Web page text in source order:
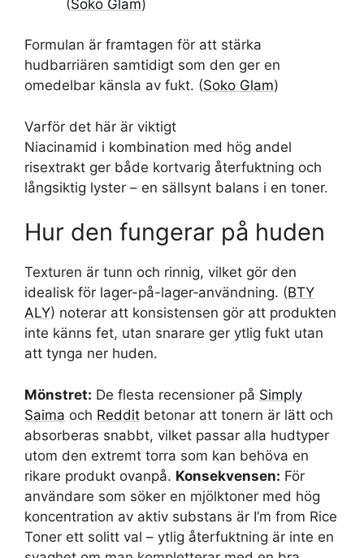
(Soko Glam)
Formulan är framtagen för att stärka
hudbarriären samtidigt som den ger en
omedelbar känsla av fukt. (Soko Glam)
Varför det här är viktigt
Niacinamid i kombination med hög andel
risextrakt ger både kortvarig återfuktning och
långsiktig lyster – en sällsynt balans i en toner.
Hur den fungerar på huden
Texturen är tunn och rinnig, vilket gör den
idealisk för lager-på-lager‑användning. (BTY
ALY) noterar att konsistensen gör att produkten
inte känns fet, utan snarare ger ytlig fukt utan
att tynga ner huden.
Mönstret: De flesta recensioner på Simply
Saima och Reddit betonar att tonern är lätt och
absorberas snabbt, vilket passar alla hudtyper
utom den extremt torra som kan behöva en
rikare produkt ovanpå. Konsekvensen: För
användare som söker en mjölktoner med hög
koncentration av aktiv substans är I’m from Rice
Toner ett solitt val – ytlig återfuktning är inte en